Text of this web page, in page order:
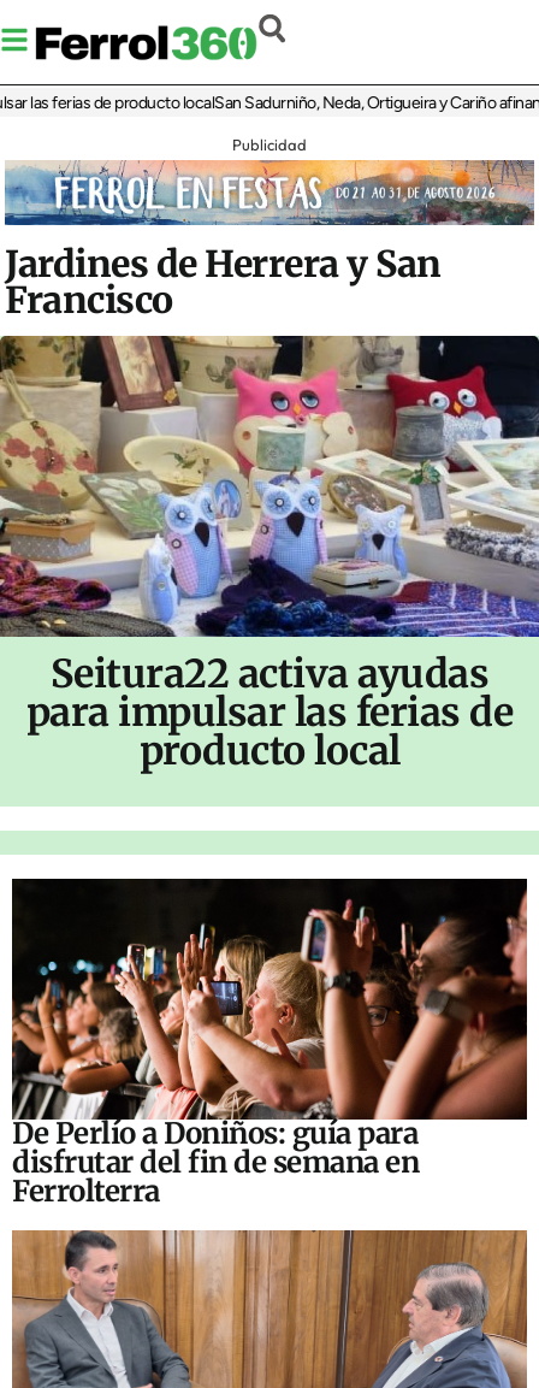
ferias de producto localSan Sadurniño, Neda, Ortigueira y Cariño afinan
Publicidad
Jardines de Herrera y San
Francisco
Seitura22 activa ayudas
para impulsar las ferias de
producto local
De Perlío a Doniños: guía para
disfrutar del fin de semana en
Ferrolterra